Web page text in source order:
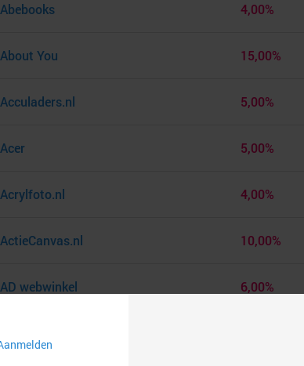
Abebooks 4,00%
About You 15,00%
Acculaders.nl 5,00%
Acer 5,00%
Acrylfoto.nl 4,00%
ActieCanvas.nl 10,00%
AD webwinkel 6,00%